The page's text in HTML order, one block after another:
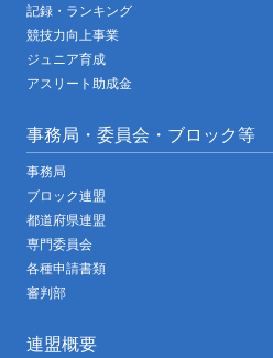
記録・ランキング
競技力向上事業
ジュニア育成
アスリート助成金
事務局・委員会・ブロック等
事務局
ブロック連盟
都道府県連盟
専門委員会
各種申請書類
審判部
連盟概要